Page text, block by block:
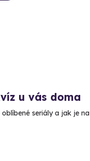
u vás doma
seriály a jak je